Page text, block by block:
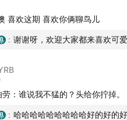
喜欢这期 喜欢你俩聊鸟儿
: 谢谢呀，欢迎大家都来喜欢可
劳：谁说我不猛的？头给你拧掉。
: 哈哈哈哈哈哈哈哈哈好的好的